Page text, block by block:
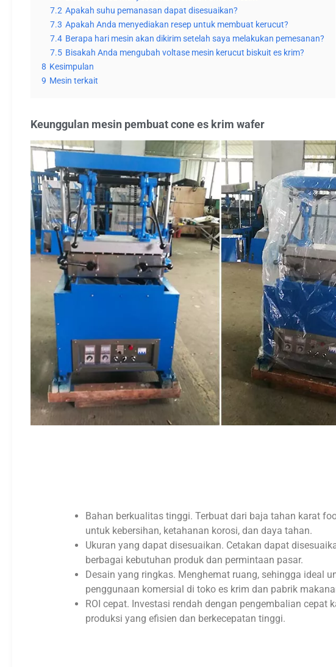
7.2 Apakah suhu pemanasan dapat disesuaikan?
7.3 Apakah Anda menyediakan resep untuk membuat kerucut?
7.4 Berapa hari mesin akan dikirim setelah saya melakukan pemesanan?
7.5 Bisakah Anda mengubah voltase mesin kerucut biskuit es krim?
8 Kesimpulan
9 Mesin terkait
Keunggulan mesin pembuat cone es krim wafer
Bahan berkualitas tinggi. Terbuat dari baja tahan karat
untuk kebersihan, ketahanan korosi, dan daya tahan.
Ukuran yang dapat disesuaikan. Cetakan dapat
berbagai kebutuhan produk dan permintaan pasar.
Desain yang ringkas. Menghemat ruang, sehingga ideal
penggunaan komersial di toko es krim dan pabrik
ROI cepat. Investasi rendah dengan pengembalian cepat
produksi yang efisien dan berkecepatan tinggi.